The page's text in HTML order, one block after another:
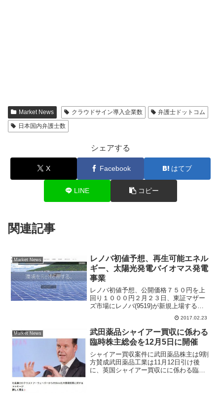
Market News クラウドサイン導入企業数
弁護士ドットコム
日本国内弁護士数
シェアする
X Facebook はてブ
LINE コピー
関連記事
Market News
レノバ初値予想、再生可能エネル
ギー、太陽光発電バイオマス発電
事業
レノバ初値予想、公開価格７５０円を上
回り１０００円２月２３日、東証マザー
ズ市場にレノバ(9519)が新規上場する。
再生可能エネルギー発電事業、開発運営
とエコ関連銘柄で主幹事は大和証券、公
開価格７５０円、初値予想は１０００円
を上回るかの水準に...
2017.02.23
Market News
武田薬品シャイアー買収に係わる
臨時株主総会を12月5日に開催
シャイアー買収案件に武田薬品株主は9割
方賛成武田薬品工業は11月12日引け後
に、英国シャイアー買収にに係わる臨時